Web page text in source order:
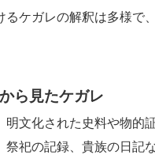
ケガレの解釈は多様で
ら見たケガレ
文化された史料や物的
祭祀の記録、貴族の日記